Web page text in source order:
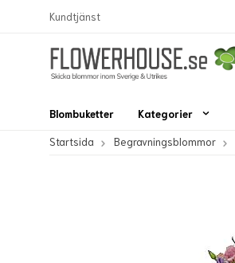
Kundtjänst
Blombuketter Kategorier
Startsida Begravningsblommor